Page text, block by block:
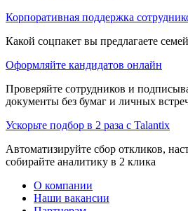
Корпоративная поддержка
Какой соцпакет вы предлагаете
Оформляйте кандидатов онлайн
Проверяйте сотрудников и
документы без бумаг и личных
Ускорьте подбор в 2 раза с Talantix
Автоматизируйте сбор откликов,
собирайте аналитику в 2 клика
О компании
Наши вакансии